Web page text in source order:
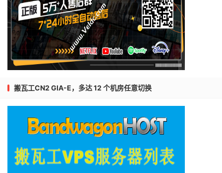
搬瓦工CN2 GIA-E，多达 12 个机房任意切换